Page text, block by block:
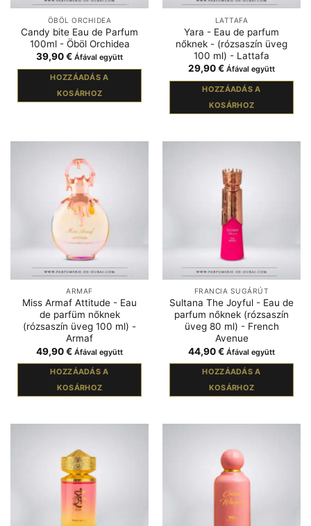
ÖBÖL ORCHIDEA
Candy bite Eau de Parfum
100ml - Öböl Orchidea
39,90€ Áfával együtt
HOZZÁADÁS A
KOSÁRHOZ
LATTAFA
Yara - Eau de parfum
nőknek - (rózsaszín üveg
100 ml) - Lattafa
29,90€ Áfával együtt
HOZZÁADÁS A
KOSÁRHOZ
ARMAF
Miss Armaf Attitude - Eau
de parfüm nőknek
(rózsaszín üveg 100 ml) -
Armaf
49,90€ Áfával együtt
HOZZÁADÁS A
KOSÁRHOZ
FRANCIA SUGÁRÚT
Sultana The Joyful - Eau de
parfum nőknek (rózsaszín
üveg 80 ml) - French
Avenue
44,90€ Áfával együtt
HOZZÁADÁS A
KOSÁRHOZ